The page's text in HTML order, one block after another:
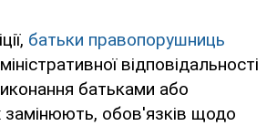
батьки правопорушниць
відповідальності
батьками або
замінюють, обов'язків щодо